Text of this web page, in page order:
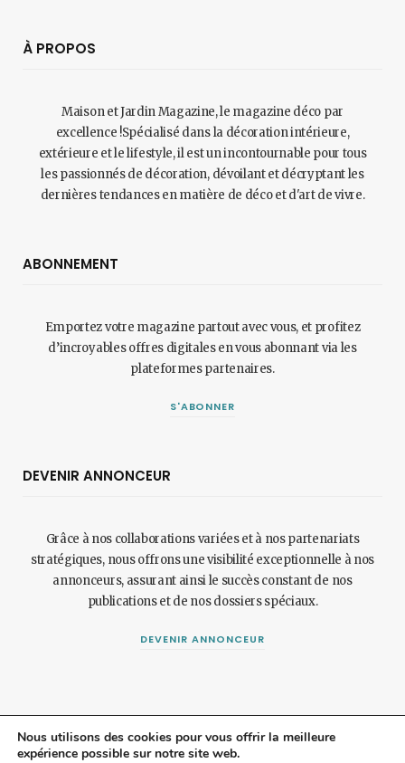
À PROPOS
Maison et Jardin Magazine, le magazine déco par
excellence !Spécialisé dans la décoration intérieure,
extérieure et le lifestyle, il est un incontournable pour tous
les passionnés de décoration, dévoilant et décryptant les
dernières tendances en matière de déco et d'art de vivre.
ABONNEMENT
Emportez votre magazine partout avec vous, et profitez
d’incroyables offres digitales en vous abonnant via les
plateformes partenaires.
S'ABONNER
DEVENIR ANNONCEUR
Grâce à nos collaborations variées et à nos partenariats
stratégiques, nous offrons une visibilité exceptionnelle à nos
annonceurs, assurant ainsi le succès constant de nos
publications et de nos dossiers spéciaux.
DEVENIR ANNONCEUR
Nous utilisons des cookies pour vous offrir la meilleure
expérience possible sur notre site web.